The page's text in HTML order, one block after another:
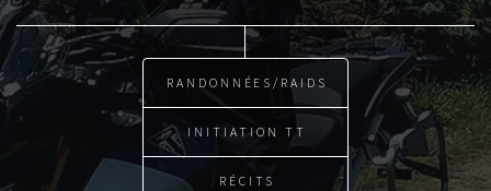
RANDONNÉES/RAIDS
INITIATION TT
RÉCITS